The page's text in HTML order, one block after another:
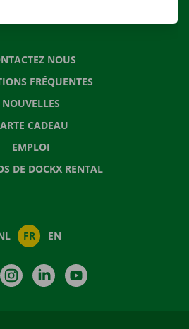
NOUS
FRÉQUENTES
NOUVELLES
CADEAU
EMPLOI
DE DOCKX RENTAL
FR EN
InstagramLinkedIn